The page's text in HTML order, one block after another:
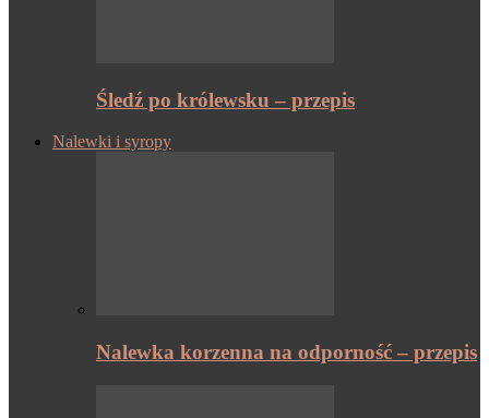
Śledź po królewsku – przepis
Nalewki i syropy
Nalewka korzenna na odporność – przepis